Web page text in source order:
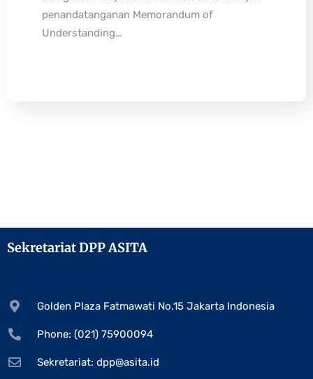
penandatanganan Memorandum of
Understanding…
Sekretariat DPP ASITA
Golden Plaza Fatmawati No.15 Jakarta Indonesia
Phone: (021) 75900094
Sekretariat: dpp@asita.id